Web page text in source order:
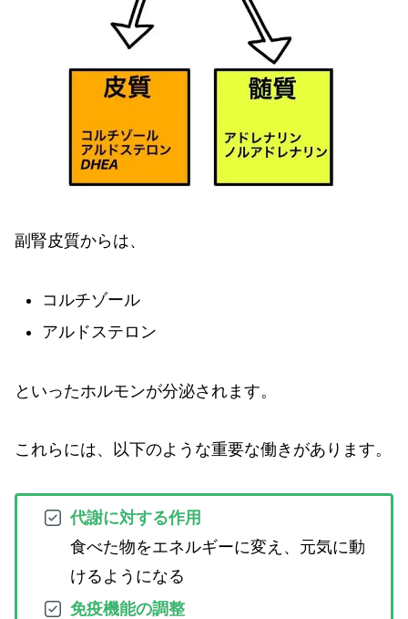
副腎皮質からは、
コルチゾール
アルドステロン
といったホルモンが分泌されます。
これらには、以下のような重要な働きがあります。
代謝に対する作用
食べた物をエネルギーに変え、元気に動
けるようになる
免疫機能の調整